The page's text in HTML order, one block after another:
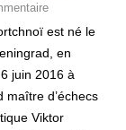
est né le
en
juin 2016 à
maître d’échecs
Viktor